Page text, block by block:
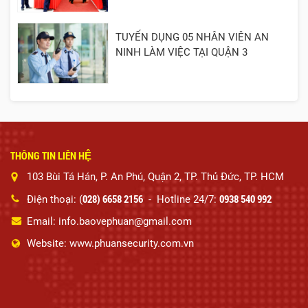
TUYỂN DỤNG 05 NHÂN VIÊN AN
NINH LÀM VIỆC TẠI QUẬN 3
THÔNG TIN LIÊN HỆ
103 Bùi Tá Hán, P. An Phú, Quận 2, TP. Thủ Đức, TP. HCM
Điện thoại: (028) 6658 2156 - Hotline 24/7: 0938 540 992
Email: info.baovephuan@gmail.com
Website: www.phuansecurity.com.vn